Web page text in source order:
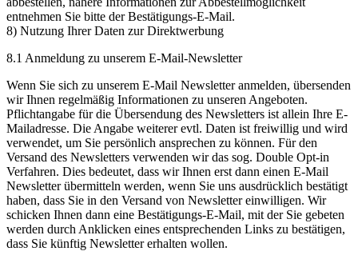
entnehmen Sie bitte der Bestätigungs-E-Mail.
8) Nutzung Ihrer Daten zur Direktwerbung
8.1 Anmeldung zu unserem E-Mail-Newsletter
Wenn Sie sich zu unserem E-Mail Newsletter anmelden, übersenden
wir Ihnen regelmäßig Informationen zu unseren Angeboten.
Pflichtangabe für die Übersendung des Newsletters ist allein Ihre E-
Mailadresse. Die Angabe weiterer evtl. Daten ist freiwillig und wird
verwendet, um Sie persönlich ansprechen zu können. Für den
Versand des Newsletters verwenden wir das sog. Double Opt-in
Verfahren. Dies bedeutet, dass wir Ihnen erst dann einen E-Mail
Newsletter übermitteln werden, wenn Sie uns ausdrücklich bestätigt
haben, dass Sie in den Versand von Newsletter einwilligen. Wir
schicken Ihnen dann eine Bestätigungs-E-Mail, mit der Sie gebeten
werden durch Anklicken eines entsprechenden Links zu bestätigen,
dass Sie künftig Newsletter erhalten wollen.